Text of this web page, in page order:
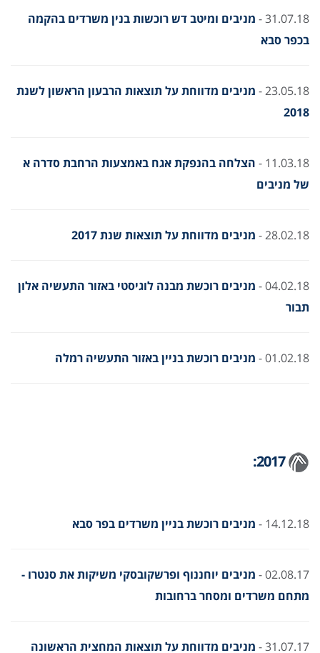
31.07.18 -
מניבים ומיטב דש רוכשות בנין משרדים בהקמה
בכפר סבא
23.05.18 -
מניבים מדווחת על תוצאות הרבעון הראשון לשנת
2018
11.03.18 -
הצלחה בהנפקת אגח באמצעות הרחבת סדרה א
של מניבים
28.02.18 - מניבים מדווחת על תוצאות שנת 2017
04.02.18 -
מניבים רוכשת מבנה לוגיסטי באזור התעשיה אלון
תבור
01.02.18 - מניבים רוכשת בניין באזור התעשיה רמלה
2017:
14.12.18 - מניבים רוכשת בניין משרדים בפר סבא
02.08.17 -
מניבים יוחננוף ופרשקובסקי משיקות את סנטרו -
מתחם משרדים ומסחר ברחובות
31.07.17 - מניבים מדווחת על תוצאות המחצית הראשונה